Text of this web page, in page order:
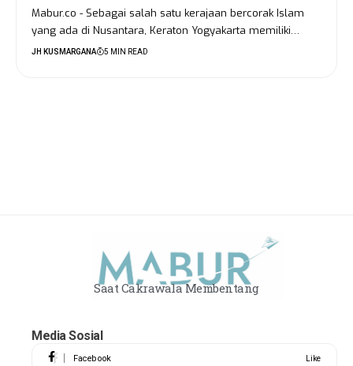
Mabur.co - Sebagai salah satu kerajaan bercorak Islam
yang ada di Nusantara, Keraton Yogyakarta memiliki…
JH KUSMARGANA 5 MIN READ
Saat Cakrawala Membentang
Media Sosial
Facebook Like